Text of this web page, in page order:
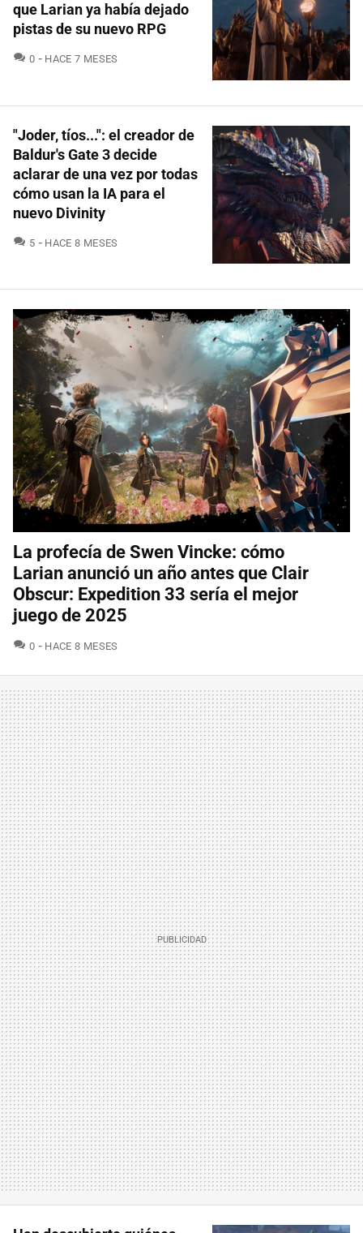
que Larian ya había dejado
pistas de su nuevo RPG
0 COMENTARIOS
HACE 7 MESES
"Joder, tíos...": el creador de
Baldur's Gate 3 decide
aclarar de una vez por todas
cómo usan la IA para el
nuevo Divinity
5 COMENTARIOS
HACE 8 MESES
La profecía de Swen Vincke: cómo
Larian anunció un año antes que Clair
Obscur: Expedition 33 sería el mejor
juego de 2025
0 COMENTARIOS
HACE 8 MESES